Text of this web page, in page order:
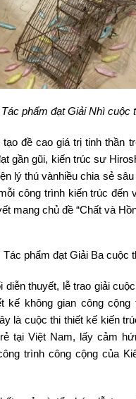
Tác phẩm đạt Giải Nhì cuộc
đề cao giá trị tinh thần
gần gũi, kiến trúc sư
lý thú vànhiều chia sẻ sâu
công trình kiến trúc đến
mang chủ đề “Chất và
Tác phẩm đạt Giải Ba cuộc
thuyết, lễ trao giải
kế không gian công cộng
là cuộc thi thiết kế kiến
tại Việt Nam, lấy cảm
trình công cộng của